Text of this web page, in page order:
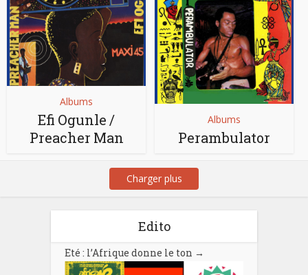
Albums
Efi Ogunle /
Preacher Man
Albums
Perambulator
Charger plus
Edito
Eté : l’Afrique donne le ton →